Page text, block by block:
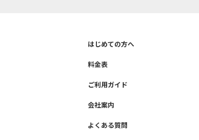
はじめての方へ
料金表
ご利用ガイド
会社案内
よくある質問